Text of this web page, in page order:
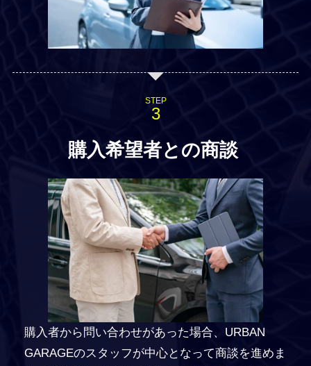
STEP
購入希望者との商談
購入者から問い合わせがあった場合、URBAN
GARAGEのスタッフが中心となって商談を進めま